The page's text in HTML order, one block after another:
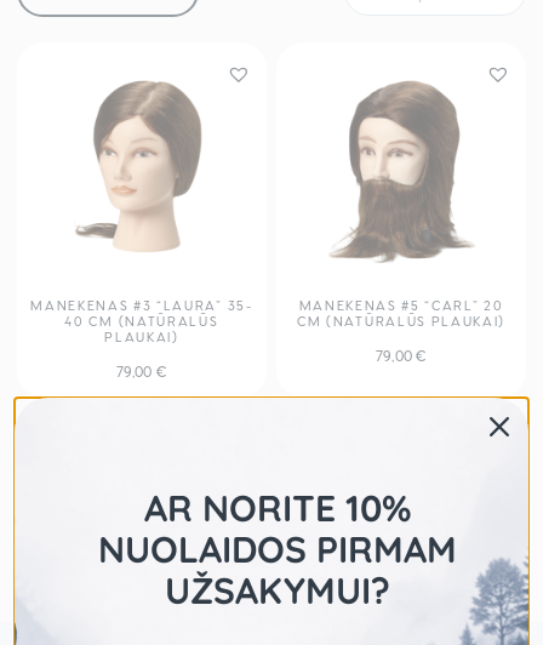
MANEKENAS #3 “LAURA” 35-
40 CM (NATŪRALŪS
PLAUKAI)
79,00 €
MANEKENAS #5 “CARL” 20
CM (NATŪRALŪS PLAUKAI)
79,00 €
AR NORITE 10%
NUOLAIDOS PIRMAM
UŽSAKYMUI?